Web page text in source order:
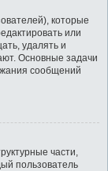
которые
или
удалять и
Основные задачи
сообщений
части,
пользователь